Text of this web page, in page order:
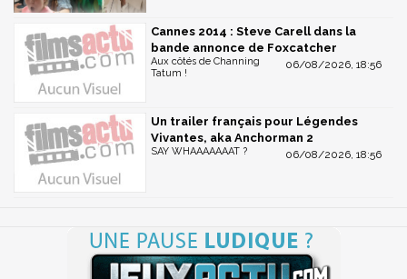
Cannes 2014 : Steve Carell dans la
bande annonce de Foxcatcher
06/08/2026, 18:56
Aux côtés de Channing
Tatum !
Un trailer français pour Légendes
Vivantes, aka Anchorman 2
06/08/2026, 18:56
SAY WHAAAAAAAT ?